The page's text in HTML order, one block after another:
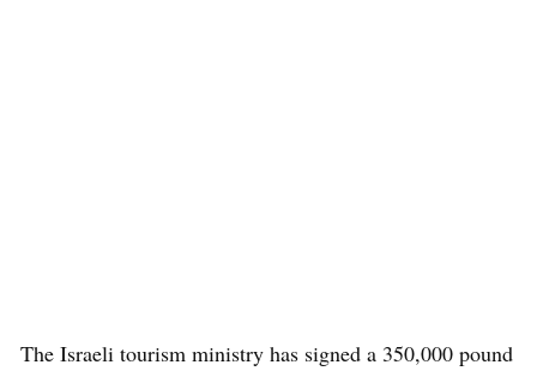
The Israeli tourism ministry has signed a 350,000 pound